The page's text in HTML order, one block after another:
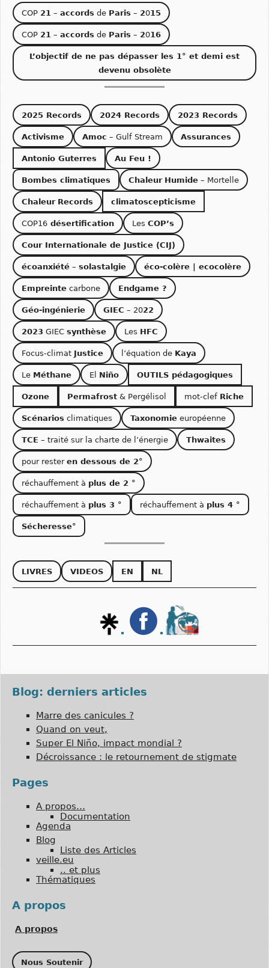
COP 21 – accords de Paris – 2015
COP 21 – accords de Paris – 2016
L’objectif de ne pas dépasser les 1° et demi est
devenu obsolète
2025 Records 2024 Records 2023 Records
Activisme Amoc – Gulf Stream Assurances
Antonio Guterres Au Feu !
Bombes climatiques Chaleur Humide – Mortelle
Chaleur Records climatoscepticisme
COP16 désertification Les COP’s
Cour Internationale de Justice (CIJ)
écoanxiété – solastalgie éco-colère | ecocolère
Empreinte carbone Endgame ?
Géo-ingénierie GIEC – 2022
2023 GIEC synthèse Les HFC
Focus-climat Justice l’équation de Kaya
Le Méthane El Niño OUTILS pédagogiques
Ozone Permafrost & Pergélisol mot-clef Riche
Scénarios climatiques Taxonomie européenne
TCE – traité sur la charte de l’énergie Thwaites
pour rester en dessous de 2°
réchauffement à plus de 2 °
réchauffement à plus 3 ° réchauffement à plus 4 °
Sécheresse°
LIVRES VIDEOS EN NL
Blog: derniers articles
Marre des canicules ?
Quand on veut,
Super El Niño, impact mondial ?
Décroissance : le retournement de stigmate
Pages
A propos…
Documentation
Agenda
Blog
Liste des Articles
veille.eu
.. et plus
Thématiques
A propos
A propos
Nous Soutenir